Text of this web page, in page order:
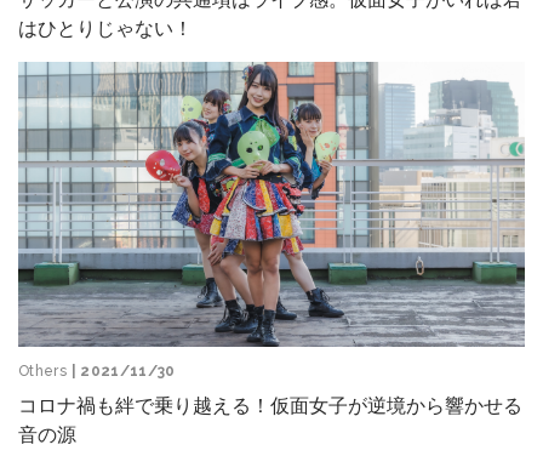
はひとりじゃない！
Others | 2021/11/30
コロナ禍も絆で乗り越える！仮面女子が逆境から響かせる
音の源